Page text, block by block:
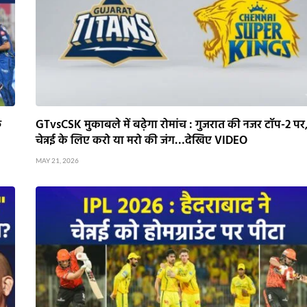
GTvsCSK मुकाबले में बढ़ेगा रोमांच : गुजरात की नजर टॉप-2
चेन्नई के लिए करो या मरो की जंग…देखिए VIDEO
MAY 21, 2026